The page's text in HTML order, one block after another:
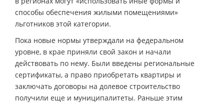
способы обеспечения жилыми помещениями»
льготников этой категории.
Пока новые нормы утверждали на федеральном
уровне, в крае приняли свой закон и начали
действовать по нему. Были введены региональные
сертификаты, а право приобретать квартиры и
заключать договоры на долевое строительство
получили еще и муниципалитеты. Раньше этим